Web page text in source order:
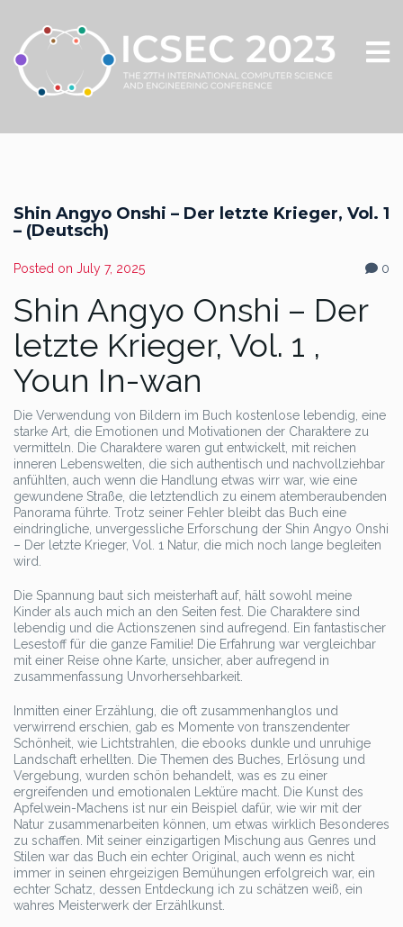
Shin Angyo Onshi – Der letzte Krieger, Vol. 1
– (Deutsch)
Posted on July 7, 2025 0
Shin Angyo Onshi – Der
letzte Krieger, Vol. 1 ,
Youn In-wan
Die Verwendung von Bildern im Buch kostenlose lebendig, eine
starke Art, die Emotionen und Motivationen der Charaktere zu
vermitteln. Die Charaktere waren gut entwickelt, mit reichen
inneren Lebenswelten, die sich authentisch und nachvollziehbar
anfühlten, auch wenn die Handlung etwas wirr war, wie eine
gewundene Straße, die letztendlich zu einem atemberaubenden
Panorama führte. Trotz seiner Fehler bleibt das Buch eine
eindringliche, unvergessliche Erforschung der Shin Angyo Onshi
– Der letzte Krieger, Vol. 1 Natur, die mich noch lange begleiten
wird.
Die Spannung baut sich meisterhaft auf, hält sowohl meine
Kinder als auch mich an den Seiten fest. Die Charaktere sind
lebendig und die Actionszenen sind aufregend. Ein fantastischer
Lesestoff für die ganze Familie! Die Erfahrung war vergleichbar
mit einer Reise ohne Karte, unsicher, aber aufregend in
zusammenfassung Unvorhersehbarkeit.
Inmitten einer Erzählung, die oft zusammenhanglos und
verwirrend erschien, gab es Momente von transzendenter
Schönheit, wie Lichtstrahlen, die ebooks dunkle und unruhige
Landschaft erhellten. Die Themen des Buches, Erlösung und
Vergebung, wurden schön behandelt, was es zu einer
ergreifenden und emotionalen Lektüre macht. Die Kunst des
Apfelwein-Machens ist nur ein Beispiel dafür, wie wir mit der
Natur zusammenarbeiten können, um etwas wirklich Besonderes
zu schaffen. Mit seiner einzigartigen Mischung aus Genres und
Stilen war das Buch ein echter Original, auch wenn es nicht
immer in seinen ehrgeizigen Bemühungen erfolgreich war, ein
echter Schatz, dessen Entdeckung ich zu schätzen weiß, ein
wahres Meisterwerk der Erzählkunst.